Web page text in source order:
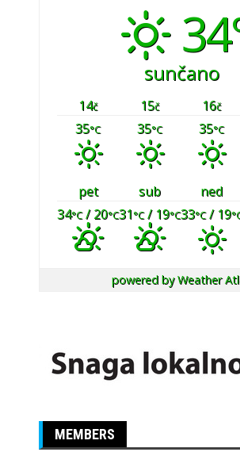
sunčano
14č 15č 16č
35°C 35°C 35°C
pet sub ned
34°C/ 20°C31°C/ 19°C33°C/ 19
powered byWeather
MEMBERS